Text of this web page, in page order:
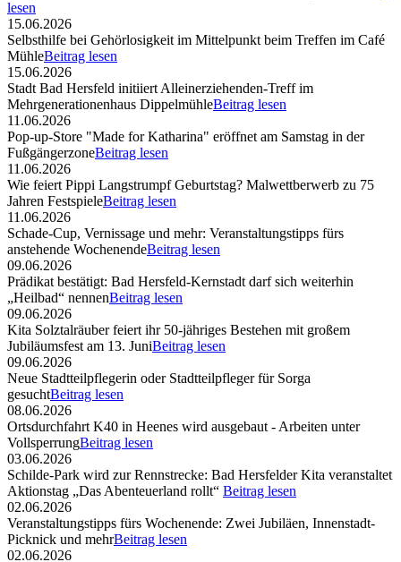
lesen
15.06.2026
Selbsthilfe bei Gehörlosigkeit im Mittelpunkt beim Treffen im Café
MühleBeitrag lesen
15.06.2026
Stadt Bad Hersfeld initiiert Alleinerziehenden-Treff im
Mehrgenerationenhaus DippelmühleBeitrag lesen
11.06.2026
Pop-up-Store "Made for Katharina" eröffnet am Samstag in der
FußgängerzoneBeitrag lesen
11.06.2026
Wie feiert Pippi Langstrumpf Geburtstag? Malwettberwerb zu 75
Jahren FestspieleBeitrag lesen
11.06.2026
Schade-Cup, Vernissage und mehr: Veranstaltungstipps fürs
anstehende WochenendeBeitrag lesen
09.06.2026
Prädikat bestätigt: Bad Hersfeld-Kernstadt darf sich weiterhin
„Heilbad“ nennenBeitrag lesen
09.06.2026
Kita Solztalräuber feiert ihr 50-jähriges Bestehen mit großem
Jubiläumsfest am 13. JuniBeitrag lesen
09.06.2026
Neue Stadtteilpflegerin oder Stadtteilpfleger für Sorga
gesuchtBeitrag lesen
08.06.2026
Ortsdurchfahrt K40 in Heenes wird ausgebaut - Arbeiten unter
VollsperrungBeitrag lesen
03.06.2026
Schilde-Park wird zur Rennstrecke: Bad Hersfelder Kita veranstaltet
Aktionstag „Das Abenteuerland rollt“ Beitrag lesen
02.06.2026
Veranstaltungstipps fürs Wochenende: Zwei Jubiläen, Innenstadt-
Picknick und mehrBeitrag lesen
02.06.2026